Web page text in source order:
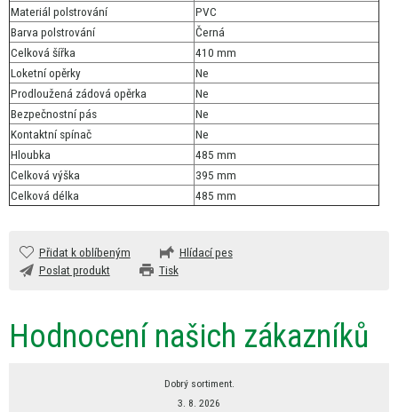
Materiál polstrování
PVC
Barva polstrování
Černá
Celková šířka
410 mm
Loketní opěrky
Ne
Prodloužená zádová opěrka
Ne
Bezpečnostní pás
Ne
Kontaktní spínač
Ne
Hloubka
485 mm
Celková výška
395 mm
Celková délka
485 mm
Přidat k oblíbeným
Hlídací pes
Poslat produkt
Tisk
Hodnocení našich zákazníků
Dobrý sortiment.
3. 8. 2026